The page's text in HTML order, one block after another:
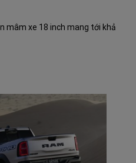
mâm xe 18 inch mang tới khả